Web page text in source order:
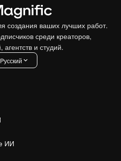
создания ваших лучших работ.
среди креаторов,
агентств и студий.
Pусский
ИИ